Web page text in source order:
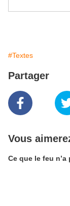
#Textes
Partager
Vous
Ce que le feu n’a